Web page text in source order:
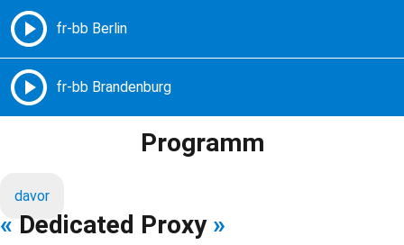
Freie Radios – Berlin Brandenburg
Programm
davor
« Dedicated Proxy »